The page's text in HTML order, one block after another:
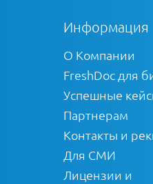
Информация
О Компании
FreshDoc для
Успешные
Партнерам
Контакты и
Для СМИ
Лицензии и